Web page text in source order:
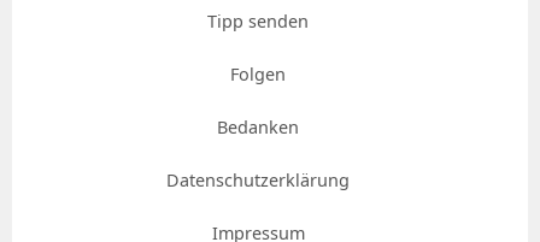
Tipp senden
Folgen
Bedanken
Datenschutzerklärung
Impressum